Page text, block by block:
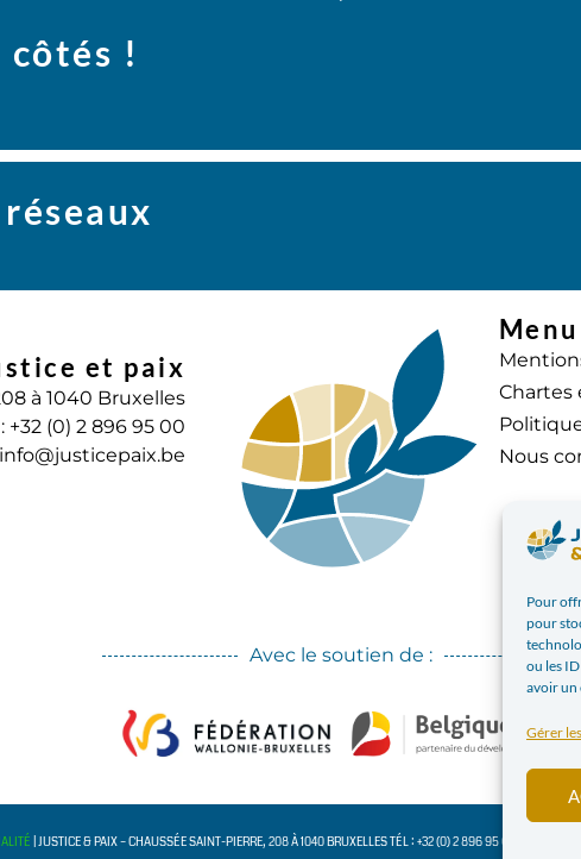
Pour
pour
ou les
avoir un
Gérer
côtés !
et paix
à 1040 Bruxelles
+32 (0) 2 896 95 00
info@justicepaix.be
Menu
Chartes
Nous
Avec le soutien de :
| JUSTICE & PAIX – CHAUSSÉE SAINT-PIERRE, 208 À 1040 BRUXELLES TÉL : +32 (0) 2 896 95 00